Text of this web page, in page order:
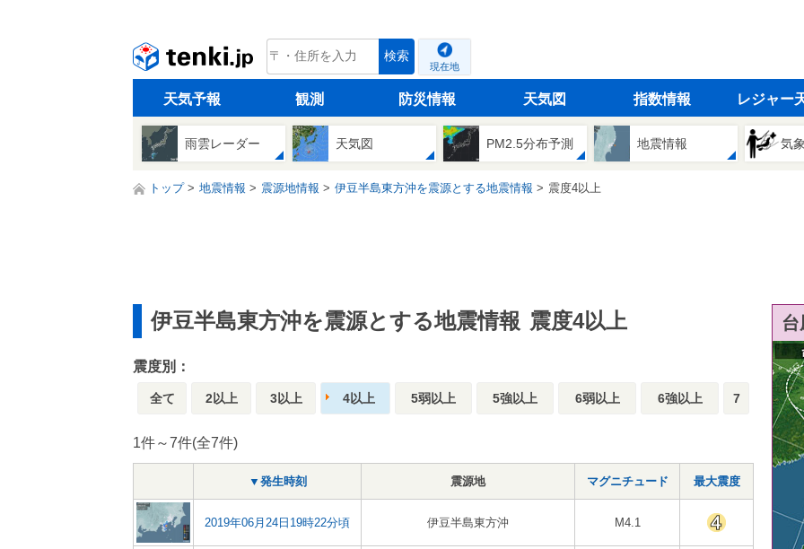
tenki.jp 検索
現在地
天気予報 観測 防災情報 天気図 指数情報 レジャー
雨雲レーダー 天気図 PM2.5分布予測 地震情報 気
トップ 地震情報 震源地情報 伊豆半島東方沖を震源とする地震情報 震度4以上
伊豆半島東方沖を震源とする地震情報 震度4以上
震度別：
全て 2以上 3以上 4以上 5弱以上 5強以上 6弱以上 6強以上 7
1件～7件(全7件)
▼発生時刻 震源地 マグニチュード 最大震度
2019年06月24日19時22分頃 伊豆半島東方沖 M4.1